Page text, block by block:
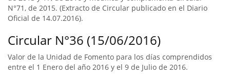
N°71, de 2015. (Extracto de Circular publicado en el Diario
Oficial de 14.07.2016).
Circular N°36 (15/06/2016)
Valor de la Unidad de Fomento para los días comprendidos
entre el 1 Enero del año 2016 y el 9 de Julio de 2016.